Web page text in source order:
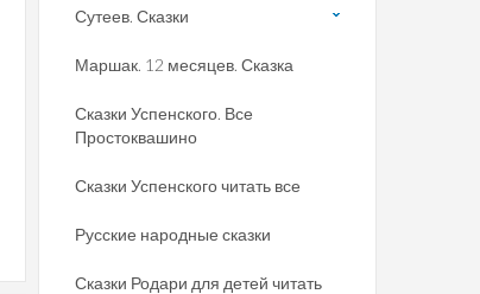
Сутеев. Сказки
Маршак. 12 месяцев. Сказка
Сказки Успенского. Все
Простоквашино
Сказки Успенского читать все
Русские народные сказки
Сказки Родари для детей читать